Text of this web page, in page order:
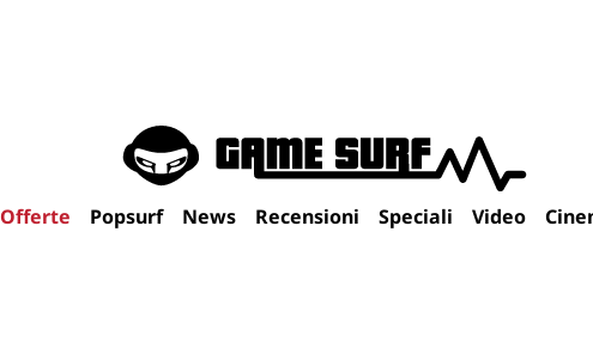
Offerte Popsurf News Recensioni Speciali Video